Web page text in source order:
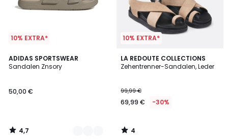
10% EXTRA*
ADIDAS SPORTSWEAR
Sandalen Znsory
50,00 €
4,7
/ 5
2
Farben
4,7
/
10% EXTRA*
LA REDOUTE COLLECTIONS
Zehentrenner-Sandalen, Leder
99,99 €
69,99 € -30%
4
/
4
/